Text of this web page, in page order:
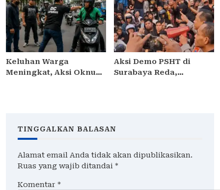
Peringatan Pekan ASI
Sedunia 2026
Pelabuhan Tanjung
Perak Lakukan Evaluasi
Keluhan Warga
Meningkat, Aksi Oknum
Aksi Demo PSHT di
Surabaya Reda,
TINGGALKAN BALASAN
Alamat email Anda tidak akan dipublikasikan.
Ruas yang wajib ditandai *
Komentar *